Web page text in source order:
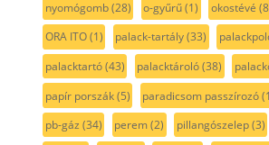
nyomógomb(28) o-gyűrű(1) okostévé
ORA ITO(1) palack-tartály(33)
palacktartó(43) palacktároló(38)
papír porszák(5) paradicsom passzírozó
pb-gáz (34) perem(2) pillangószelep(3)